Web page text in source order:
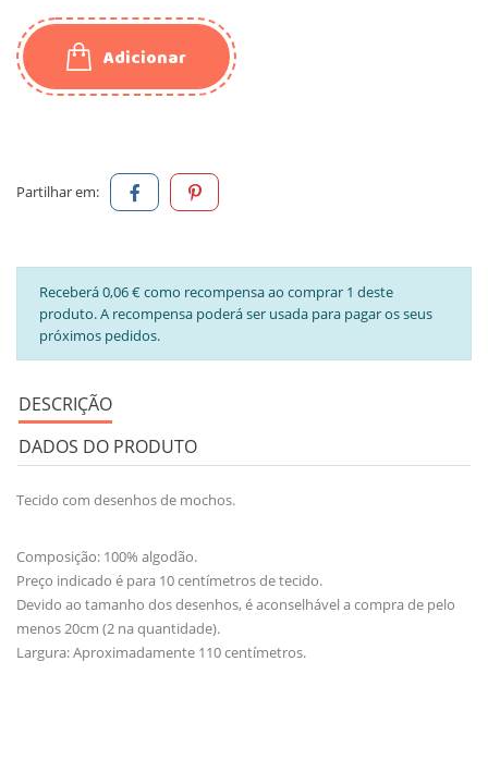
Adicionar
Partilhar em:
Receberá 0,06 € como recompensa ao comprar 1 deste
produto. A recompensa poderá ser usada para pagar os seus
próximos pedidos.
DESCRIÇÃO
DADOS DO PRODUTO
Tecido com desenhos de mochos.
Composição: 100% algodão.
Preço indicado é para 10 centímetros de tecido.
Devido ao tamanho dos desenhos, é aconselhável a compra de pelo
menos 20cm (2 na quantidade).
Largura: Aproximadamente 110 centímetros.